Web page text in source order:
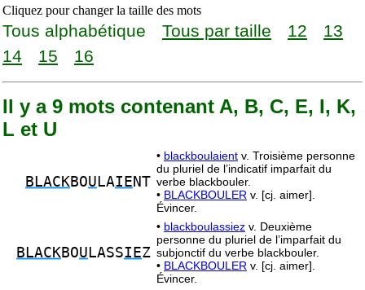
Cliquez pour changer la taille des mots
Tous alphabétique Tous par taille 12
13
14
15 16
Il y a 9 mots contenant A, B, C, E, I, K,
L et U
BLACKBOU LAIE NT
• blackboulaient v. Troisième personne
du pluriel de l’indicatif imparfait du
verbe blackbouler.
• BLACKBOULER v. [cj. aimer].
Évincer.
BLACKBOU LASSIEZ
• blackboulassiez v. Deuxième
personne du pluriel de l’imparfait du
subjonctif du verbe blackbouler.
• BLACKBOULER v. [cj. aimer].
Évincer.